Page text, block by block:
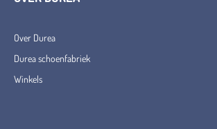
Over Durea
Durea schoenfabriek
Winkels